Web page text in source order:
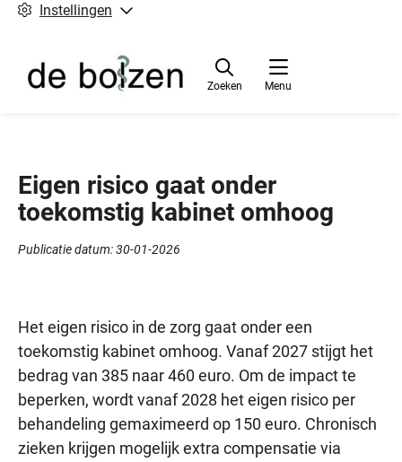
Instellingen
Menu
Zoeken
Eigen risico gaat onder
toekomstig kabinet omhoog
Publicatie datum:30-01-2026
Het eigen risico in de zorg gaat onder een
toekomstig kabinet omhoog. Vanaf 2027 stijgt het
bedrag van 385 naar 460 euro. Om de impact te
beperken, wordt vanaf 2028 het eigen risico per
behandeling gemaximeerd op 150 euro. Chronisch
zieken krijgen mogelijk extra compensatie via